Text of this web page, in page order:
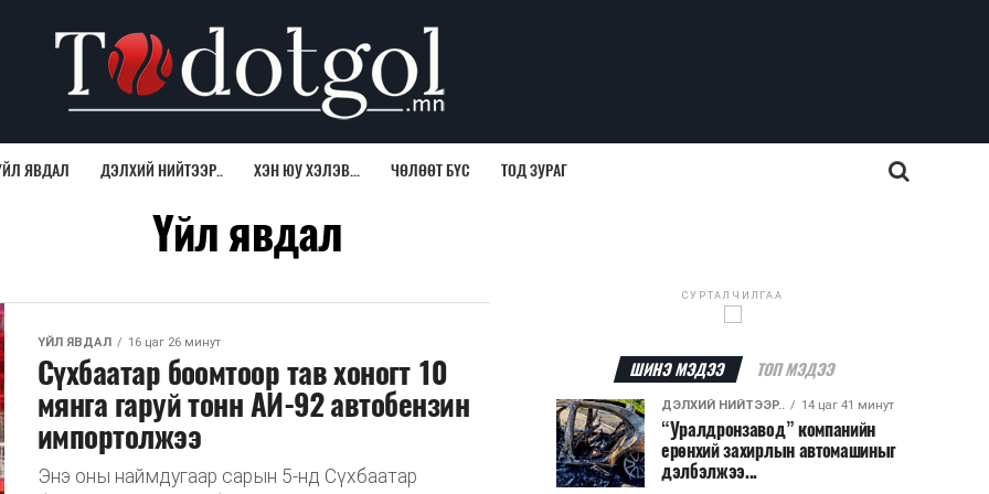
ЯВДАЛ ДЭЛХИЙ НИЙТЭЭР.. ХЭН ЮУ ХЭЛЭВ... ЧӨЛӨӨТ БҮС ТОД ЗУРАГ
Үйл явдал
ҮЙЛ ЯВДАЛ 16 цаг 26 минут
Сүхбаатар боомтоор тав хоногт 10
мянга гаруй тонн АИ-92 автобензин
импортолжээ
Энэ оны наймдугаар сарын 5-нд Сүхбаатар
СУРТАЛЧИЛГАА
ШИНЭ МЭДЭЭ ТОП МЭДЭЭ
ДЭЛХИЙ НИЙТЭЭР.. 14 цаг 41 минут
“Уралдронзавод” компанийн
ерөнхий захирлын автомашиныг
дэлбэлжээ...